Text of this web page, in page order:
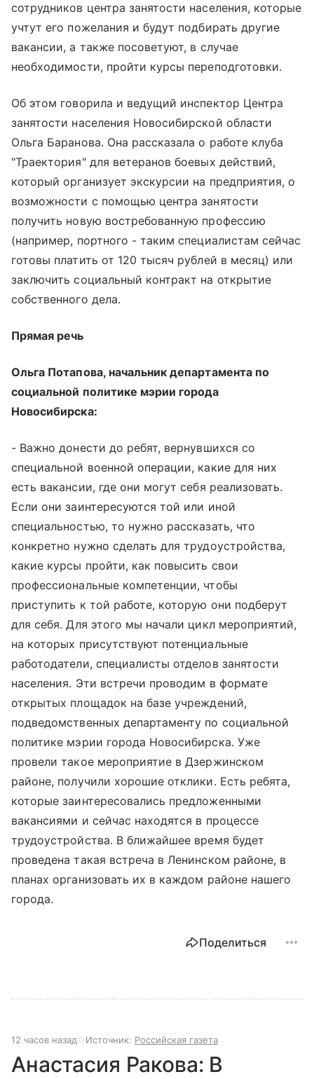
сотрудников центра занятости населения, которые
учтут его пожелания и будут подбирать другие
вакансии, а также посоветуют, в случае
необходимости, пройти курсы переподготовки.
Об этом говорила и ведущий инспектор Центра
занятости населения Новосибирской области
Ольга Баранова. Она рассказала о работе клуба
"Траектория" для ветеранов боевых действий,
который организует экскурсии на предприятия, о
возможности с помощью центра занятости
получить новую востребованную профессию
(например, портного - таким специалистам сейчас
готовы платить от 120 тысяч рублей в месяц) или
заключить социальный контракт на открытие
собственного дела.
Прямая речь
Ольга Потапова, начальник департамента по
социальной политике мэрии города
Новосибирска:
- Важно донести до ребят, вернувшихся со
специальной военной операции, какие для них
есть вакансии, где они могут себя реализовать.
Если они заинтересуются той или иной
специальностью, то нужно рассказать, что
конкретно нужно сделать для трудоустройства,
какие курсы пройти, как повысить свои
профессиональные компетенции, чтобы
приступить к той работе, которую они подберут
для себя. Для этого мы начали цикл мероприятий,
на которых присутствуют потенциальные
работодатели, специалисты отделов занятости
населения. Эти встречи проводим в формате
открытых площадок на базе учреждений,
подведомственных департаменту по социальной
политике мэрии города Новосибирска. Уже
провели такое мероприятие в Дзержинском
районе, получили хорошие отклики. Есть ребята,
которые заинтересовались предложенными
вакансиями и сейчас находятся в процессе
трудоустройства. В ближайшее время будет
проведена такая встреча в Ленинском районе, в
планах организовать их в каждом районе нашего
города.
Поделиться
12 часов назад Источник: Российская газета
Анастасия Ракова: В